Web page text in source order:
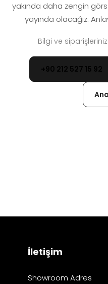
yakında daha zengin
yayında olacağız.
Bilgi ve
+90 212 527 15 92
İletişim
Showroom Adres